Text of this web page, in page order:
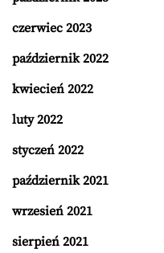
czerwiec 2023
październik 2022
kwiecień 2022
luty 2022
styczeń 2022
październik 2021
wrzesień 2021
sierpień 2021